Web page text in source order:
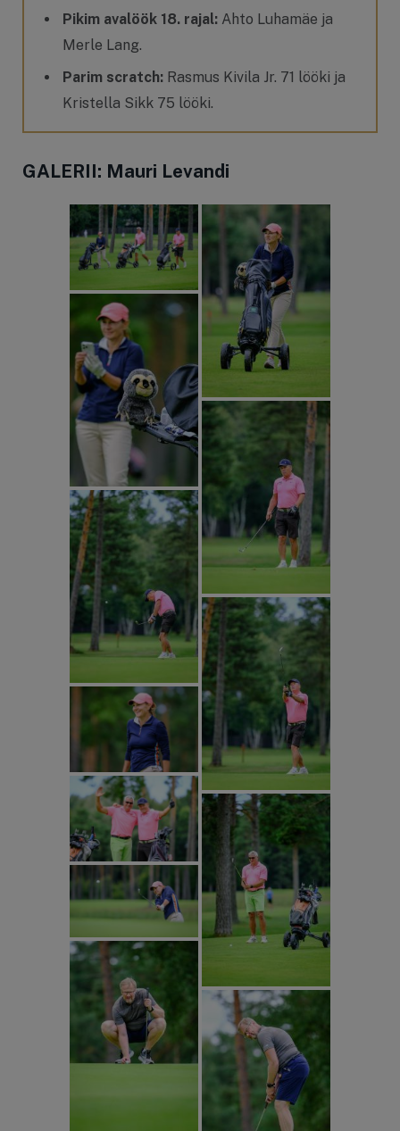
Pikim avalöök 18. rajal: Ahto Luhamäe ja
Merle Lang.
Parim scratch: Rasmus Kivila Jr. 71 lööki ja
Kristella Sikk 75 lööki.
GALERII: Mauri Levandi